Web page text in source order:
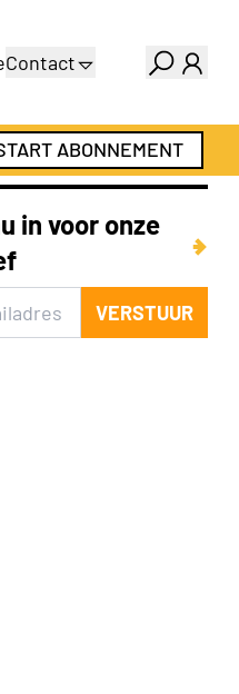
Contact
ABONNEMENT
in voor onze
VERSTUUR